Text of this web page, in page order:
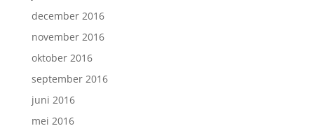
december 2016
november 2016
oktober 2016
september 2016
juni 2016
mei 2016